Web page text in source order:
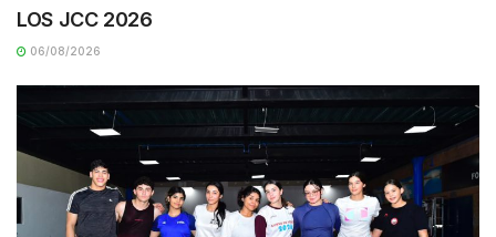
LOS JCC 2026
06/08/2026